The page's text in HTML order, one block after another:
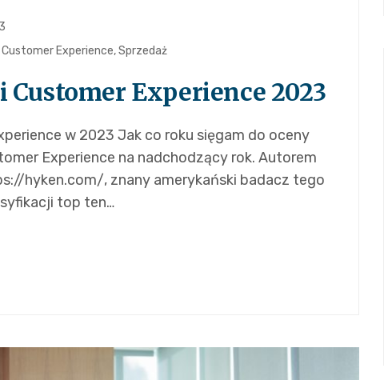
Customer Experience,Sprzedaż
Customer Experience 2023
w 2023 Jak co roku sięgam do oceny
Experience na nadchodzący rok. Autorem
hyken.com/, znany amerykański badacz tego
top ten…